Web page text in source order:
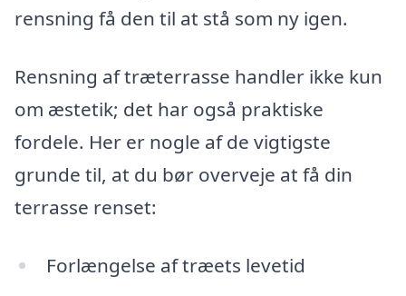
rensning få den til at stå som ny igen.
Rensning af træterrasse handler ikke kun
om æstetik; det har også praktiske
fordele. Her er nogle af de vigtigste
grunde til, at du bør overveje at få din
terrasse renset:
Forlængelse af træets levetid